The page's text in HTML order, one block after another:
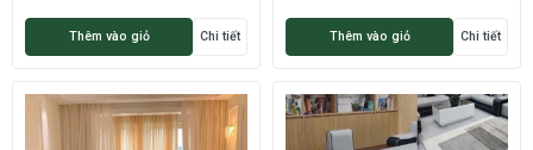
Thêm vào giỏ Chi tiết Thêm vào giỏ Chi tiết